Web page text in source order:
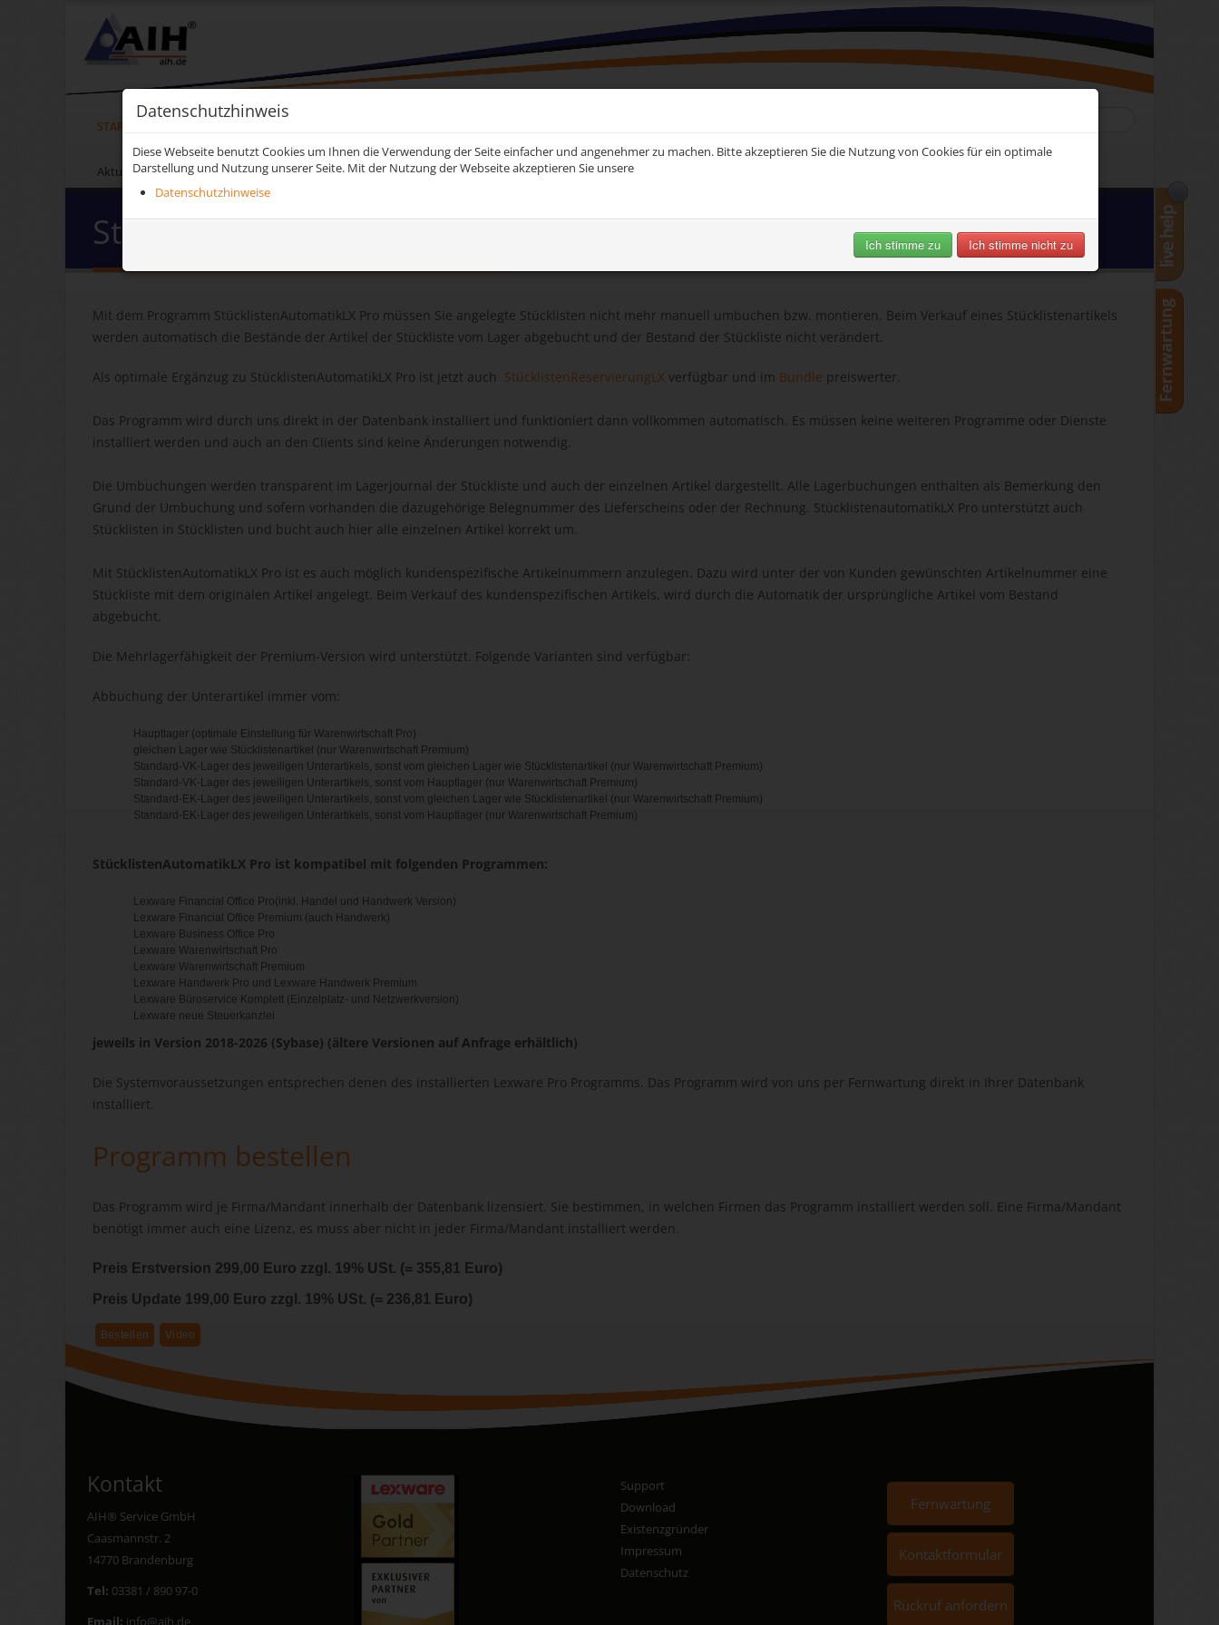
STARTSEITE
Aktuelle Seite: Startseite LEXWARE TOOLS Weitere Tools StücklistenAutomatikLX Pro
StücklistenAutomatikLX Pro
Mit dem Programm StücklistenAutomatikLX Pro müssen Sie angelegte Stücklisten nicht mehr manuell umbuchen bzw. montieren. Beim Verkauf eines Stücklistenartikels
werden automatisch die Bestände der Artikel der Stückliste vom Lager abgebucht und der Bestand der Stückliste nicht verändert.
Als optimale Ergänzug zu StücklistenAutomatikLX Pro ist jetzt auch StücklistenReservierungLX verfügbar und im Bundle preiswerter.
Das Programm wird durch uns direkt in der Datenbank installiert und funktioniert dann vollkommen automatisch. Es müssen keine weiteren Programme oder Dienste
installiert werden und auch an den Clients sind keine Änderungen notwendig.
Die Umbuchungen werden transparent im Lagerjournal der Stückliste und auch der einzelnen Artikel dargestellt. Alle Lagerbuchungen enthalten als Bemerkung den
Grund der Umbuchung und sofern vorhanden die dazugehörige Belegnummer des Lieferscheins oder der Rechnung. StücklistenautomatikLX Pro unterstützt auch
Stücklisten in Stücklisten und bucht auch hier alle einzelnen Artikel korrekt um.
Mit StücklistenAutomatikLX Pro ist es auch möglich kundenspezifische Artikelnummern anzulegen. Dazu wird unter der von Kunden gewünschten Artikelnummer eine
Stückliste mit dem originalen Artikel angelegt. Beim Verkauf des kundenspezifischen Artikels, wird durch die Automatik der ursprüngliche Artikel vom Bestand
abgebucht.
Die Mehrlagerfähigkeit der Premium-Version wird unterstützt. Folgende Varianten sind verfügbar:
Abbuchung der Unterartikel immer vom:
Hauptlager (optimale Einstellung für Warenwirtschaft Pro)
gleichen Lager wie Stücklistenartikel (nur Warenwirtschaft Premium)
Standard-VK-Lager des jeweiligen Unterartikels, sonst vom gleichen Lager wie Stücklistenartikel (nur Warenwirtschaft Premium)
Standard-VK-Lager des jeweiligen Unterartikels, sonst vom Hauptlager (nur Warenwirtschaft Premium)
Standard-EK-Lager des jeweiligen Unterartikels, sonst vom gleichen Lager wie Stücklistenartikel (nur Warenwirtschaft Premium)
Standard-EK-Lager des jeweiligen Unterartikels, sonst vom Hauptlager (nur Warenwirtschaft Premium)
StücklistenAutomatikLX Pro ist kompatibel mit folgenden Programmen:
Lexware Financial Office Pro(inkl. Handel und Handwerk Version)
Lexware Financial Office Premium (auch Handwerk)
Lexware Business Office Pro
Lexware Warenwirtschaft Pro
Lexware Warenwirtschaft Premium
Lexware Handwerk Pro und Lexware Handwerk Premium
Lexware Büroservice Komplett (Einzelplatz- und Netzwerkversion)
Lexware neue Steuerkanzlei
jeweils in Version 2018-2026 (Sybase) (ältere Versionen auf Anfrage erhältlich)
Die Systemvoraussetzungen entsprechen denen des installierten Lexware Pro Programms. Das Programm wird von uns per Fernwartung direkt in Ihrer Datenbank
installiert.
Programm bestellen
Das Programm wird je Firma/Mandant innerhalb der Datenbank lizensiert. Sie bestimmen, in welchen Firmen das Programm installiert werden soll. Eine Firma/Mandant
benötigt immer auch eine Lizenz, es muss aber nicht in jeder Firma/Mandant installiert werden.
Preis Erstversion 299,00 Euro zzgl. 19% USt. (= 355,81 Euro)
Preis Update 199,00 Euro zzgl. 19% USt. (= 236,81 Euro)
Bestellen Video
Kontakt
AIH® Service GmbH
Caasmannstr. 2
14770 Brandenburg
Tel: 03381 / 890 97-0
Email: info@aih.de
Support
Download
Existenzgründer
Impressum
Datenschutz
Fernwartung
Kontaktformular
Rückruf anfordern
Datenschutzhinweis
Diese Webseite benutzt Cookies um Ihnen die Verwendung der Seite einfacher und angenehmer zu machen. Bitte akzeptieren Sie die Nutzung von Cookies für ein optimale
Darstellung und Nutzung unserer Seite. Mit der Nutzung der Webseite akzeptieren Sie unsere
Datenschutzhinweise
Ich stimme zu Ich stimme nicht zu